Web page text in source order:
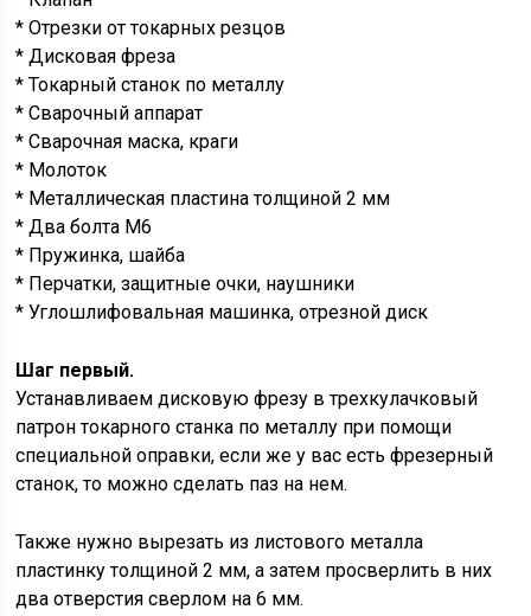
* Отрезки от токарных резцов
* Дисковая фреза
* Токарный станок по металлу
* Сварочный аппарат
* Сварочная маска, краги
* Молоток
* Металлическая пластина толщиной 2 мм
* Два болта М6
* Пружинка, шайба
* Перчатки, защитные очки, наушники
* Углошлифовальная машинка, отрезной диск
Шаг первый.
Устанавливаем дисковую фрезу в трехкулачковый
патрон токарного станка по металлу при помощи
специальной оправки, если же у вас есть фрезерный
станок, то можно сделать паз на нем.
Также нужно вырезать из листового металла
пластинку толщиной 2 мм, а затем просверлить в них
два отверстия сверлом на 6 мм.